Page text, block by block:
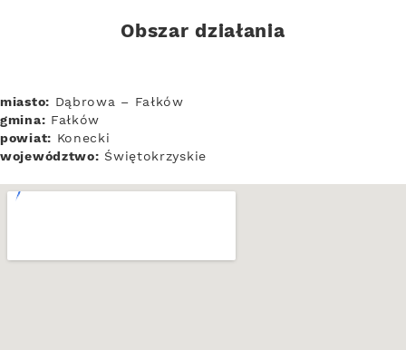
Obszar działania
miasto: Dąbrowa – Fałków
gmina: Fałków
powiat: Konecki
województwo: Świętokrzyskie